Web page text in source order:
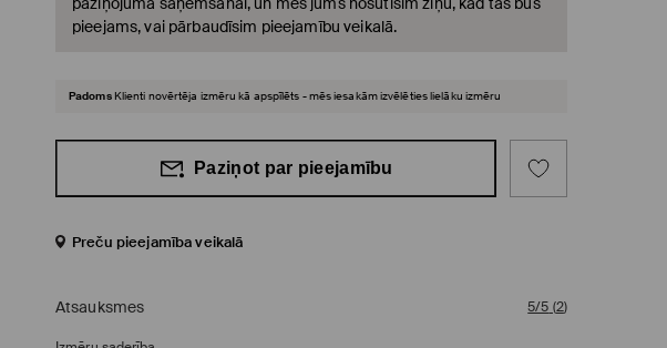
pieejams, vai pārbaudīsim pieejamību veikalā.
Padoms Klienti novērtēja izmēru kā apspīlēts - mēs iesakām izvēlēties lielāku izmēru
Paziņot par pieejamību
Preču pieejamība veikalā
Atsauksmes 5/5 (2)